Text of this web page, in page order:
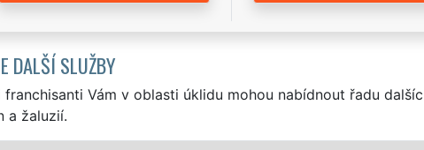
DALŠÍ SLUŽBY
franchisanti Vám v oblasti úklidu mohou nabídnout řadu
a žaluzií.